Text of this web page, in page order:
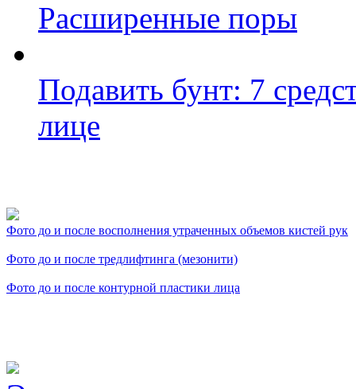
Расширенные поры
Подавить бунт: 7
лице
Фото до и после восполнения утраченных объемов кистей рук
Фото до и после тредлифтинга (мезонити)
Фото до и после контурной пластики лица